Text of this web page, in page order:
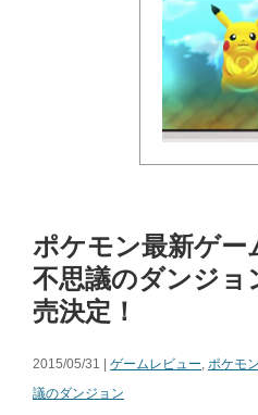
ポケモン最新ゲー
不思議のダンジョ
売決定！
2015/05/31 | ゲームレビュー, ポケモン
議のダンジョン